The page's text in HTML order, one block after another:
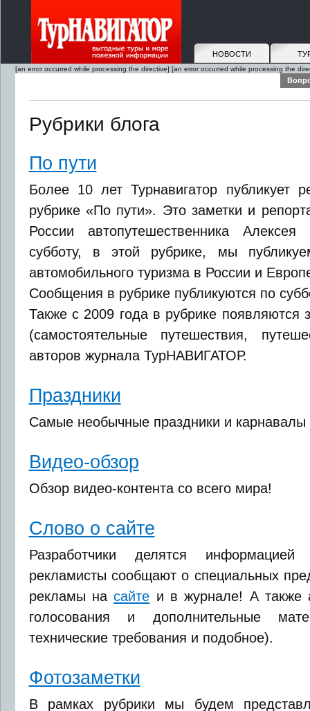
НОВОСТИ
[an error occurred while processing the directive]
Рубрики блога
По пути
Более 10 лет Турнавигатор публикует
рубрике «По пути». Это заметки и
России автопутешественника
субботу, в этой рубрике, мы
автомобильного туризма в России и
Сообщения в рубрике публикуются по
Также с 2009 года в рубрике появляются
(самостоятельные путешествия,
авторов журнала ТурНАВИГАТОР.
Праздники
Самые необычные праздники и карнавалы
Видео-обзор
Обзор видео-контента со всего мира!
Слово о сайте
Разработчики делятся
рекламисты сообщают о специальных
рекламы насайте и в журнале! А также
голосования и дополнительные
технические требования и подобное).
Фотозаметки
В рамках рубрики мы будем
[an error occurred while processing the